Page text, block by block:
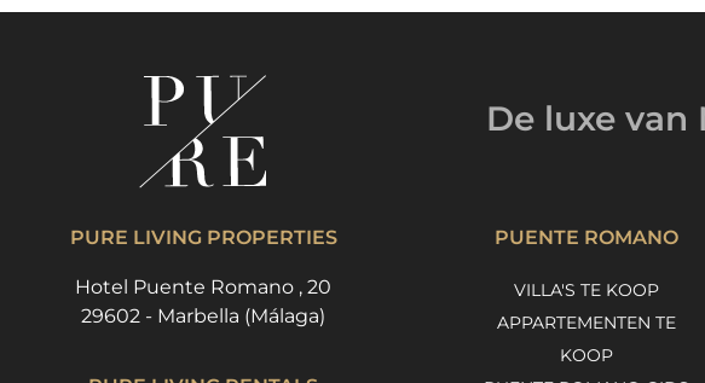
De luxe van
PURE LIVING PROPERTIES
Hotel Puente Romano , 20
29602 - Marbella (Málaga)
PUENTE ROMANO
VILLA'S TE KOOP
APPARTEMENTEN TE
KOOP